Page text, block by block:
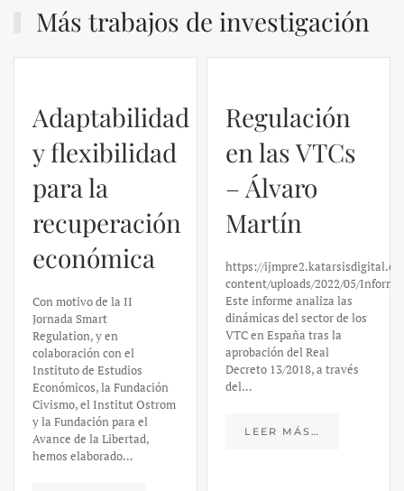
Más trabajos de investigación
Adaptabilidad
y flexibilidad
para la
recuperación
económica
Con motivo de la II
Jornada Smart
Regulation, y en
colaboración con el
Instituto de Estudios
Económicos, la Fundación
Civismo, el Institut Ostrom
y la Fundación para el
Avance de la Libertad,
hemos elaborado…
Regulación
en las VTCs
– Álvaro
Martín
https://
content/uploads/2022/05/
Este informe analiza las
dinámicas del sector de los
VTC en España tras la
aprobación del Real
Decreto 13/2018, a través
del…
LEER MÁS…